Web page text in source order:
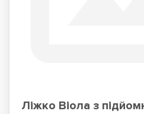
Ліжко Віола з